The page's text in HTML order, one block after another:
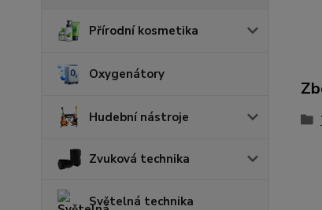
Přírodní kosmetika
Oxygenátory
Hudební nástroje
Zvuková technika
Světelná technika